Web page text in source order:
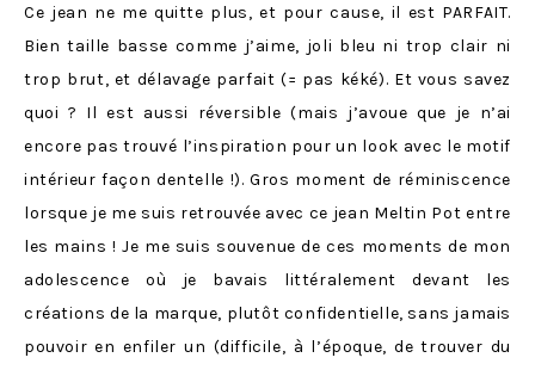
Ce jean ne me quitte plus, et pour cause, il est PARFAIT.
Bien taille basse comme j’aime, joli bleu ni trop clair ni
trop brut, et délavage parfait (= pas kéké). Et vous savez
quoi ? Il est aussi réversible (mais j’avoue que je n’ai
encore pas trouvé l’inspiration pour un look avec le motif
intérieur façon dentelle !). Gros moment de réminiscence
lorsque je me suis retrouvée avec ce jean Meltin Pot entre
les mains ! Je me suis souvenue de ces moments de mon
adolescence où je bavais littéralement devant les
créations de la marque, plutôt confidentielle, sans jamais
pouvoir en enfiler un (difficile, à l’époque, de trouver du